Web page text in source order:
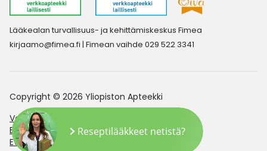
Reseptilääkkeet netistä?
Lääkealan turvallisuus- ja kehittämiskeskus Fimea
kirjaamo@fimea.fi | Fimean vaihde 029 522 3341
Copyright © 2026 Yliopiston Apteekki
Verkkoapteekin saavutettavuusseloste
Evästeasetukset
Evästekäytäntö